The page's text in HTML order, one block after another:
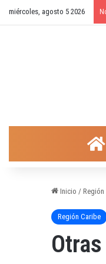
miércoles, agosto 5 2026
Inicio /
Región Caribe